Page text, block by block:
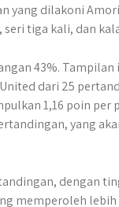
yang dilakoni
tiga kali, dan
43%.
dari 25
1,16 poin
yang
dengan
memperoleh